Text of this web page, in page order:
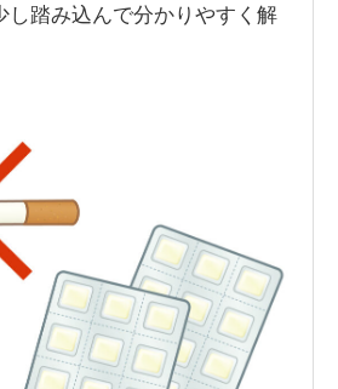
し踏み込んで分かりやすく解